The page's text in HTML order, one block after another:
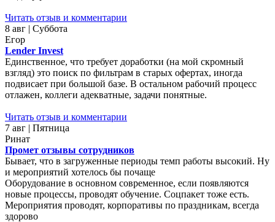
Читать отзыв и комментарии
8 авг | Суббота
Егор
Lender Invest
Единственное, что требует доработки (на мой скромный
взгляд) это поиск по фильтрам в старых офертах, иногда
подвисает при большой базе. В остальном рабочий процесс
отлажен, коллеги адекватные, задачи понятные.
Читать отзыв и комментарии
7 авг | Пятница
Ринат
Промет отзывы сотрудников
Бывает, что в загруженные периоды темп работы высокий. Ну
и мероприятий хотелось бы почаще
Оборудование в основном современное, если появляются
новые процессы, проводят обучение. Соцпакет тоже есть.
Мероприятия проводят, корпоративы по праздникам, всегда
здорово